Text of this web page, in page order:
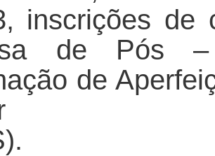
inscrições de
de Pós –
de